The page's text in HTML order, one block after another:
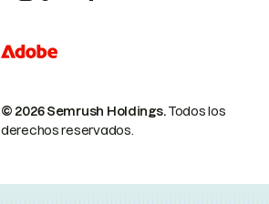
© 2026 Semrush Holdings.Todos los
derechos reservados.